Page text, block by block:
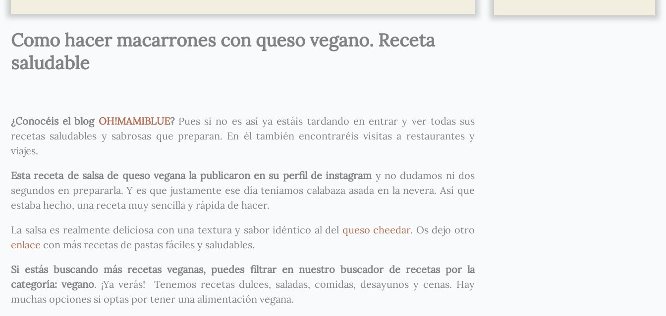
Como hacer macarrones con queso vegano. Receta
saludable
¿Conocéis el blog OH!MAMIBLUE?Pues si no es así ya estáis tardando en entrar y ver todas sus
recetas saludables y sabrosas que preparan. En él también encontraréis visitas a restaurantes y
viajes.
Esta receta de salsa de queso vegana la publicaron en su perfil de instagram y no dudamos ni dos
segundos en prepararla. Y es que justamente ese día teníamos calabaza asada en la nevera. Así que
estaba hecho, una receta muy sencilla y rápida de hacer.
La salsa es realmente deliciosa con una textura y sabor idéntico al del queso cheedar. Os dejo otro
enlace con más recetas de pastas fáciles y saludables.
Si estás buscando más recetas veganas, puedes filtrar en nuestro buscador de recetas por la
categoría: vegano. ¡Ya verás! Tenemos recetas dulces, saladas, comidas, desayunos y cenas. Hay
muchas opciones si optas por tener una alimentación vegana.